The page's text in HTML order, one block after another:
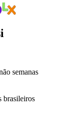
semanas
brasileiros